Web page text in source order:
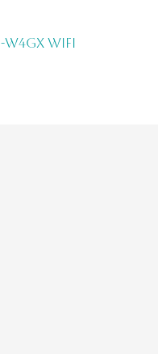
WIFI